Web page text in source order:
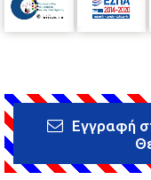
Εγγραφή